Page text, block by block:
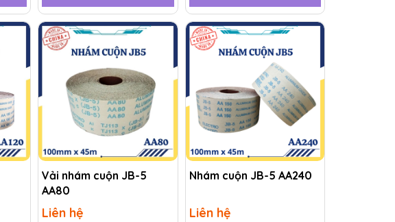
Vải nhám cuộn JB-5
AA80
Liên hệ
Nhám cuộn JB-5 AA240
Liên hệ